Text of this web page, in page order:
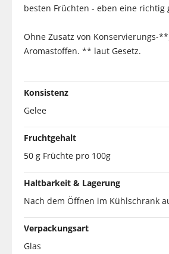
besten Früchten - eben eine richtig
Ohne Zusatz von Konservierungs-
Aromastoffen. ** laut Gesetz.
Konsistenz
Gelee
Fruchtgehalt
50 g Früchte pro 100g
Haltbarkeit & Lagerung
Nach dem Öffnen im Kühlschrank
Verpackungsart
Glas